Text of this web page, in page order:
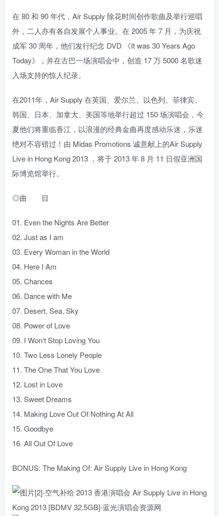
在 80 和 90 年代，Air Supply 除花时间创作歌曲及举行巡唱
外，二人亦有各自发展个人事业。在 2005 年 7 月，为庆祝
成军 30 周年，他们发行纪念 DVD 《It was 30 Years Ago
Today》，并在古巴一场演唱会中，创造 17 万 5000 名歌迷
入场支持的惊人纪录。
在2011年，Air Supply 在英国、爱尔兰、以色列、菲律宾、
韩国、日本、加拿大、美国等地举行超过 150 场演唱会，今
夏他们将重临香江，以浪漫的经典金曲再度感动乐迷，乐迷
绝对不容错过！由 Midas Promotions 诚意献上的Air Supply
Live in Hong Kong 2013 ，将于 2013 年 8 月 11 日假亚洲国
际博览馆举行。
◎曲 目
01. Even the Nights Are Better
02. Just as I am
03. Every Woman in the World
04. Here I Am
05. Chances
06. Dance with Me
07. Desert, Sea, Sky
08. Power of Love
09. I Won‘t Stop Loving You
10. Two Less Lonely People
11. The One That You Love
12. Lost in Love
13. Sweet Dreams
14. Making Love Out Of Nothing At All
15. Goodbye
16. All Out Of Love
BONUS: The Making Of: Air Supply Live in Hong Kong